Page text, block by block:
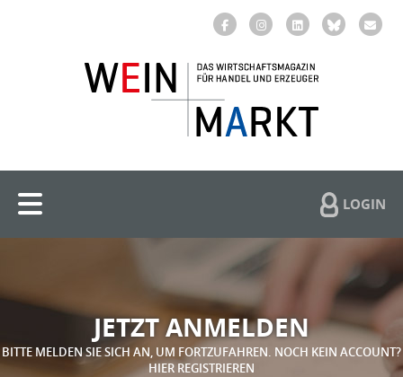
LOGIN
JETZT ANMELDEN
BITTE MELDEN SIE SICH AN, UM FORTZUFAHREN. NOCH KEIN ACCOUNT?
HIER REGISTRIEREN